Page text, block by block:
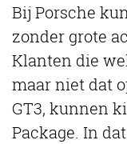
Bij Porsche
zonder grote
Klanten die
maar niet dat
GT3, kunnen
Package. In